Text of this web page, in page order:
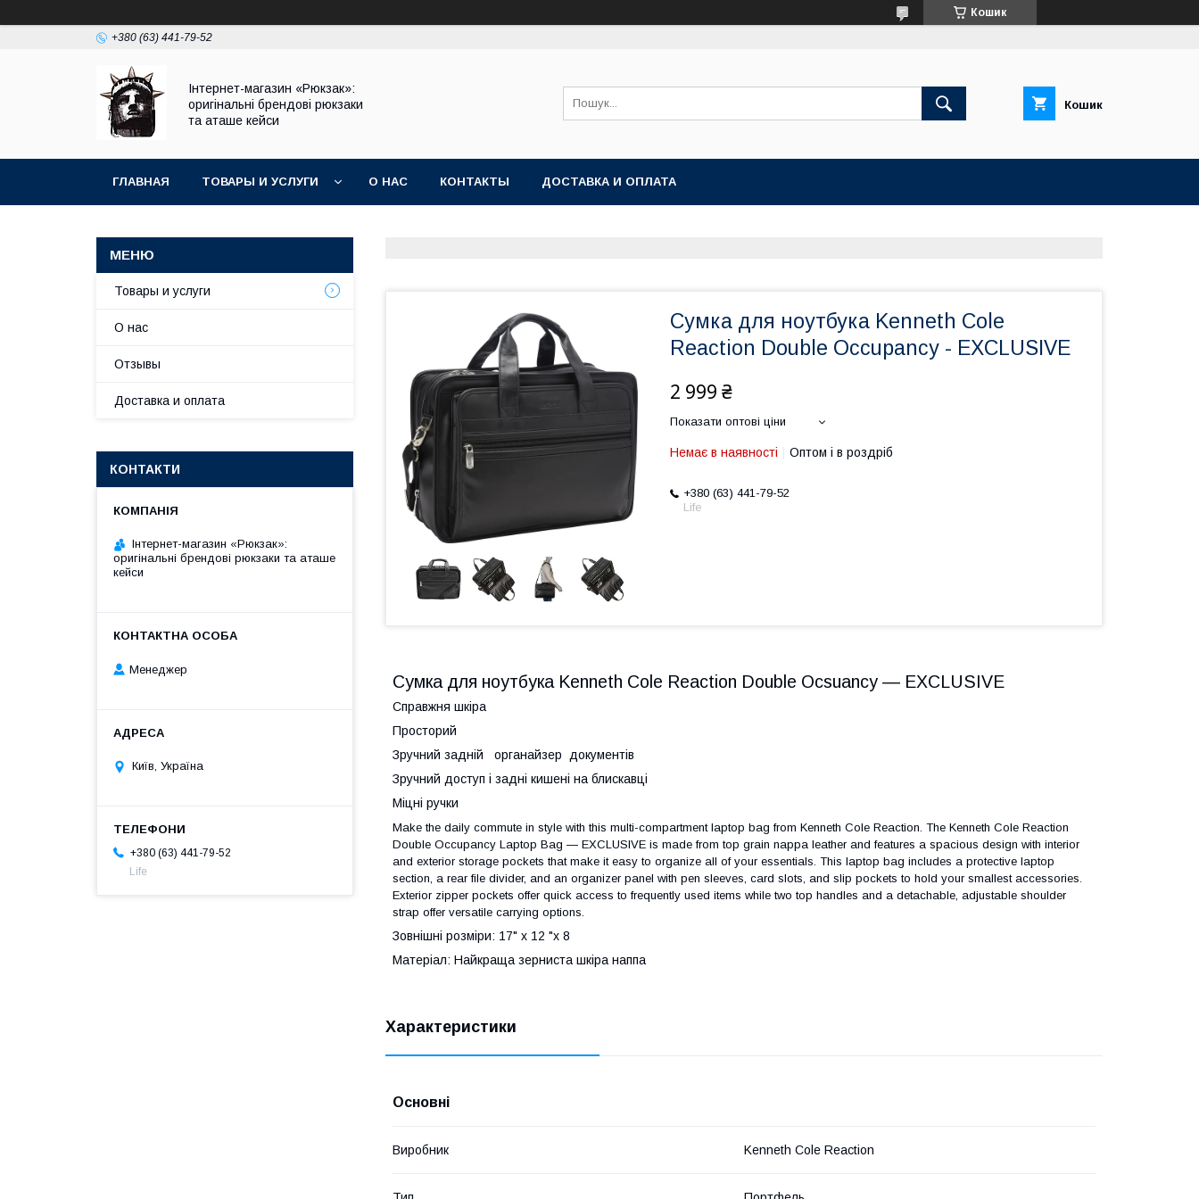
Кошик
+380 (63) 441-79-52
Інтернет-магазин «Рюкзак»:
оригінальні брендові рюкзаки
та аташе кейси
Кошик
ГЛАВНАЯ ТОВАРЫ И УСЛУГИ О НАС КОНТАКТЫ ДОСТАВКА И ОПЛАТА
Сумка для ноутбука Kenneth Cole
Reaction Double Occupancy - EXCLUSIVE
2 999 ₴
Показати оптові ціни
Немає в наявності Оптом і в роздріб
+380 (63) 441-79-52
Life
Сумка для ноутбука Kenneth Cole Reaction Double Ocsuancy ― EXCLUSIVE
Справжня шкіра
Просторий
Зручний задній органайзер документів
Зручний доступ і задні кишені на блискавці
Міцні ручки
Make the daily commute in style with this multi-compartment laptop bag from Kenneth Cole Reaction. The Kenneth Cole Reaction
Double Occupancy Laptop Bag ― EXCLUSIVE is made from top grain nappa leather and features a spacious design with interior
and exterior storage pockets that make it easy to organize all of your essentials. This laptop bag includes a protective laptop
section, a rear file divider, and an organizer panel with pen sleeves, card slots, and slip pockets to hold your smallest accessories.
Exterior zipper pockets offer quick access to frequently used items while two top handles and a detachable, adjustable shoulder
strap offer versatile carrying options.
Зовнішні розміри: 17" х 12 "х 8
Матеріал: Найкраща зерниста шкіра наппа
Характеристики
Основні
Виробник Kenneth Cole Reaction
Товары и услуги
О нас
Отзывы
Доставка и оплата
КОНТАКТИ
Інтернет-магазин «Рюкзак»:
оригінальні брендові рюкзаки та аташе
кейси
Менеджер
Київ, Україна
+380 (63) 441-79-52
Life